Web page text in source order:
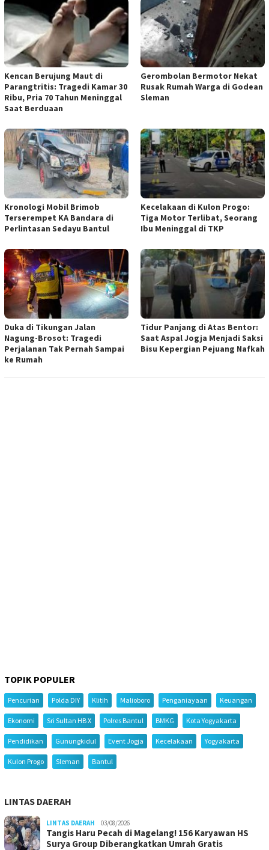
Kencan Berujung Maut di
Parangtritis: Tragedi Kamar 30
Ribu, Pria 70 Tahun Meninggal
Saat Berduaan
Gerombolan Bermotor Nekat
Rusak Rumah Warga di Godean
Sleman
Kronologi Mobil Brimob
Terserempet KA Bandara di
Perlintasan Sedayu Bantul
Kecelakaan di Kulon Progo:
Tiga Motor Terlibat, Seorang
Ibu Meninggal di TKP
Duka di Tikungan Jalan
Nagung-Brosot: Tragedi
Perjalanan Tak Pernah Sampai
ke Rumah
Tidur Panjang di Atas Bentor:
Saat Aspal Jogja Menjadi Saksi
Bisu Kepergian Pejuang Nafkah
TOPIK POPULER
Pencurian Polda DIY Klitih Malioboro Penganiayaan Keuangan
Ekonomi Sri Sultan HB X Polres Bantul BMKG Kota Yogyakarta
Pendidikan Gunungkidul Event Jogja Kecelakaan Yogyakarta
Kulon Progo Sleman Bantul
LINTAS DAERAH
LINTAS DAERAH 03/08/2026
Tangis Haru Pecah di Magelang! 156 Karyawan HS
Surya Group Diberangkatkan Umrah Gratis